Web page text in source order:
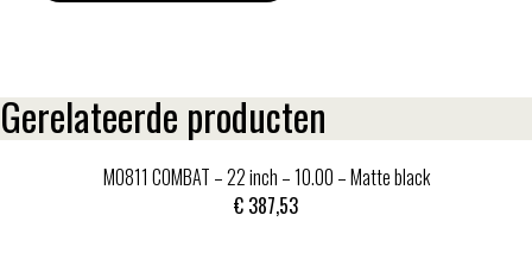
Gerelateerde producten
MO811 COMBAT – 22 inch – 10.00 – Matte black
€ 387,53